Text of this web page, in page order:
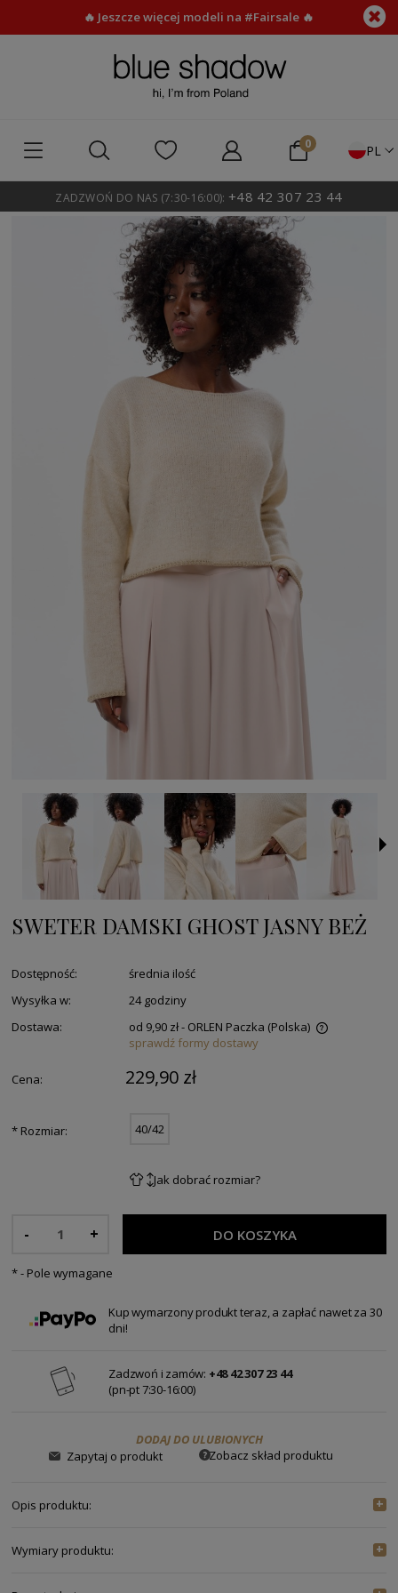
🔥 Jeszcze więcej modeli na #Fairsale 🔥
PL
ZADZWOŃ DO NAS (7:30-16:00): +48 42 307 23 44
SWETER DAMSKI GHOST JASNY BEŻ
Dostępność:
średnia ilość
Wysyłka w:
24 godziny
Dostawa:
od 9,90 zł- ORLEN Paczka (Polska)
sprawdź formy dostawy
Cena: 229,90 zł
* Rozmiar: 40/42
Jak dobrać rozmiar?
- + DO KOSZYKA
*- Pole wymagane
Kup wymarzony produkt teraz, a zapłać nawet za 30
dni!
Zadzwoń i zamów: +48 42 307 23 44
(pn-pt 7:30-16:00)
DODAJ DO ULUBIONYCH
Zapytaj o produkt
Zobacz skład produktu
Opis produktu:
Sweter Ghost
Wymiary produktu: